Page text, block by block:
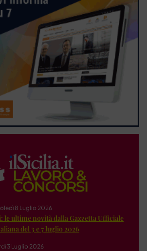
8 Luglio 2026
le ultime novità dalla Gazzetta Ufficiale
del 3 e 7 luglio 2026
3 Luglio 2026